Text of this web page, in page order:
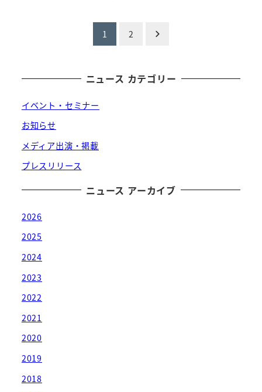
の
ペ
ー
ジ
送
1 2
ニュース カテゴリー
イベント・セミナー
お知らせ
メディア出演・掲載
プレスリリース
ニュース アーカイブ
2026
2025
2024
2023
2022
2021
2020
2019
2018